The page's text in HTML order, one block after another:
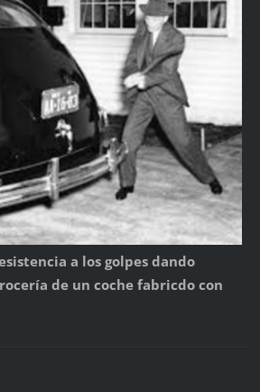
a los golpes dando
de un coche fabricdo con